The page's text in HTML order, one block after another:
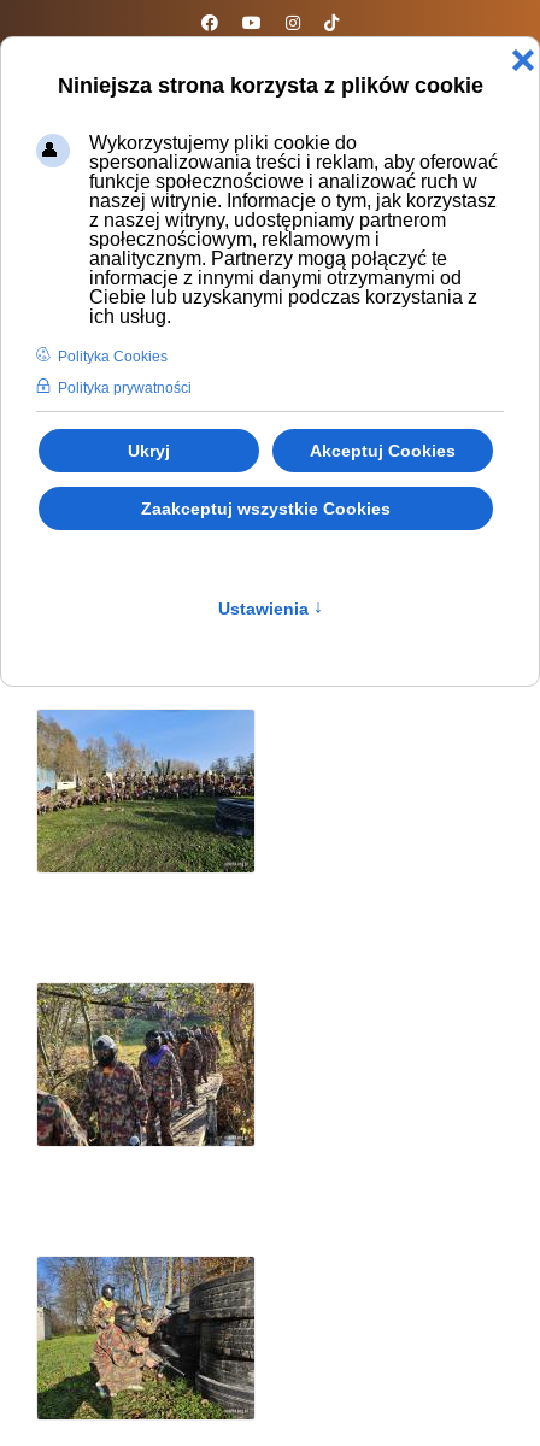
Niniejsza strona korzysta z plików cookie
Wykorzystujemy pliki cookie do
spersonalizowania treści i reklam, aby oferować
funkcje społecznościowe i analizować ruch w
naszej witrynie. Informacje o tym, jak korzystasz
z naszej witryny, udostępniamy partnerom
społecznościowym, reklamowym i
analitycznym. Partnerzy mogą połączyć te
informacje z innymi danymi otrzymanymi od
Ciebie lub uzyskanymi podczas korzystania z
ich usług.
Polityka Cookies
Polityka prywatności
Ukryj Akceptuj Cookies
Zaakceptuj wszystkie Cookies
❌
Ustawienia ↑
KLASA WIELUŃ
6.11.2024